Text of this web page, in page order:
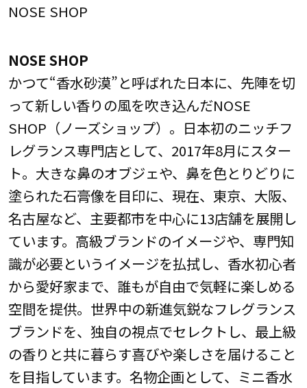
NOSE SHOP
NOSE SHOP
かつて“香水砂漠”と呼ばれた日本に、先陣を切
って新しい香りの風を吹き込んだNOSE
SHOP（ノーズショップ）。日本初のニッチフ
レグランス専門店として、2017年8月にスター
ト。大きな鼻のオブジェや、鼻を色とりどりに
塗られた石膏像を目印に、現在、東京、大阪、
名古屋など、主要都市を中心に13店舗を展開し
ています。高級ブランドのイメージや、専門知
識が必要というイメージを払拭し、香水初心者
から愛好家まで、誰もが自由で気軽に楽しめる
空間を提供。世界中の新進気鋭なフレグランス
ブランドを、独自の視点でセレクトし、最上級
の香りと共に暮らす喜びや楽しさを届けること
を目指しています。名物企画として、ミニ香水